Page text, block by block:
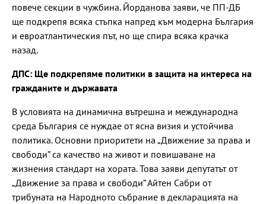
повече секции в чужбина. Йорданова заяви, че ПП-ДБ
ще подкрепя всяка стъпка напред към модерна България
и евроатлантическия път, но ще спира всяка крачка
назад.
ДПС: Ще подкрепяме политики в защита на интереса на
гражданите и държавата
В условията на динамична вътрешна и международна
среда България се нуждае от ясна визия и устойчива
политика. Основни приоритети на „Движение за права и
свободи” са качество на живот и повишаване на
жизнения стандарт на хората. Това заяви депутатът от
„Движение за права и свободи” Айтен Сабри от
трибуната на Народното събрание в декларацията на